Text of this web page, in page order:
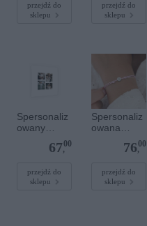
Srebrne
serce
przejdź do
sklepu
owana -
Srebrne
przejdź do
sklepu
Spersonaliz
owany
plakat - 40 x
67,
00
przejdź do
sklepu
Spersonaliz
owana
bransoletka
sznurkowa -
Srebrne
kółko
76,
00
przejdź do
sklepu